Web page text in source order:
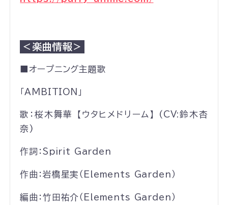
＜楽曲情報＞
■オープニング主題歌
「AMBITION」
歌：桜木舞華 【ウタヒメドリーム】 (CV:鈴木杏
奈)
作詞：Spirit Garden
作曲：岩橋星実（Elements Garden）
編曲：竹田祐介（Elements Garden）